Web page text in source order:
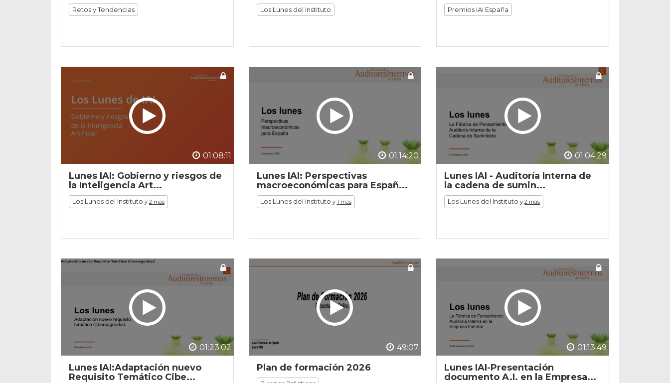
Retos y Tendencias Los Lunes del Instituto Premios IAI España
01:08:11
Lunes IAI: Gobierno y riesgos de
la Inteligencia Art...
Los Lunes del Instituto y 2 más
01:14:20
Lunes IAI: Perspectivas
macroeconómicas para Españ...
Los Lunes del Instituto y 1 más
01:04:29
Lunes IAI - Auditoría Interna de
la cadena de sumin...
Los Lunes del Institutoy2 más
01:23:02
Lunes IAI:Adaptación nuevo
Requisito Temático Cibe...
49:07
Plan de formación 2026
01:13:49
Lunes IAI-Presentación
documento A.I. en la Empresa...